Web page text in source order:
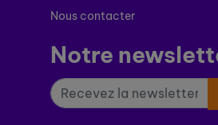
Nous contacter
Notre